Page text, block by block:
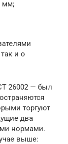
мм;
и о
26002 — был
торгуют
два
нормами.
выше: